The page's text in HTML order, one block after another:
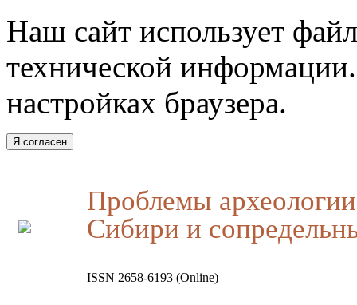
Наш сайт использует
технической
настройках браузера.
Я согласен
Проблемы
Сибири и
ISSN 2658-6193 (Online)